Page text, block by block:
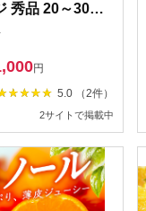
秀品 20～30玉
田産【国産 オレ
円
5.0 （2件）
2サイトで掲載中